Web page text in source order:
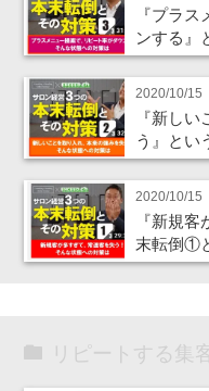
『プラ
ンする』
2020/10/15
『新し
う』とい
2020/10/15
『新規
末転倒①
リピートする集